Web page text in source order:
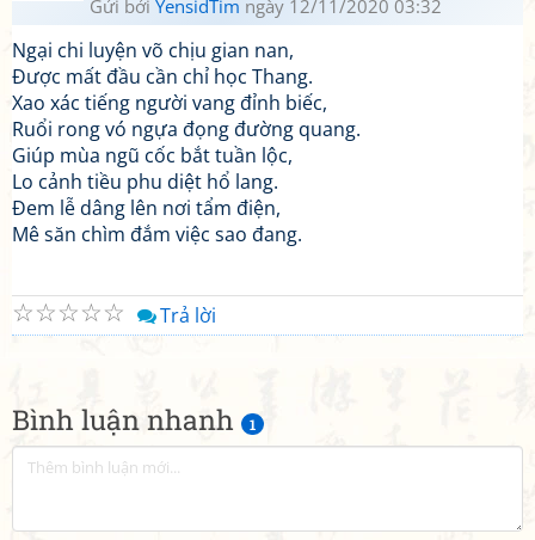
Bình luận nhanh 1
Gửi bởi YensidTim ngày 12/11/2020 03:32
Ngại chi luyện võ chịu gian nan,
Được mất đầu cần chỉ học Thang.
Xao xác tiếng người vang đỉnh biếc,
Ruổi rong vó ngựa đọng đường quang.
Giúp mùa ngũ cốc bắt tuần lộc,
Lo cảnh tiều phu diệt hổ lang.
Đem lễ dâng lên nơi tẩm điện,
Mê săn chìm đắm việc sao đang.
☆
☆
☆
☆
☆ Trả lời